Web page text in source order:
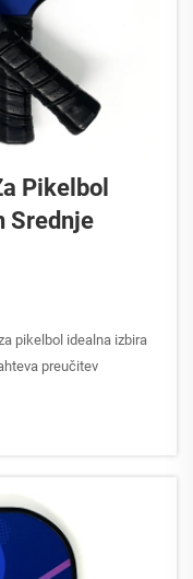
Pikelbol
Srednje
pikelbol idealna izbira
preučitev
in odpuščanjem, ki ga
tanjših palic, ki ...